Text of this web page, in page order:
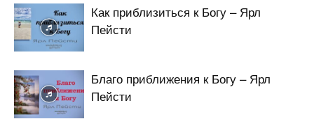
Как приблизиться к Богу – Ярл
Пейсти
Благо приближения к Богу – Ярл
Пейсти